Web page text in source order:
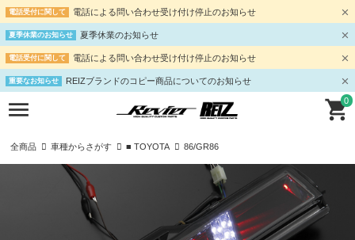
電話受付に関して 電話による問い合わせ受け付け停止のお知らせ
夏季休業のお知らせ 夏季休業のお知らせ
電話受付に関して 電話による問い合わせ受け付け停止のお知らせ
重要なお知らせ REIZブランドのコピー商品についてのお知らせ
0
全商品 車種からさがす ■ TOYOTA 86/GR86